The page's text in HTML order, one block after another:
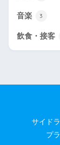
音楽 3
飲食・接客
サイド
プ